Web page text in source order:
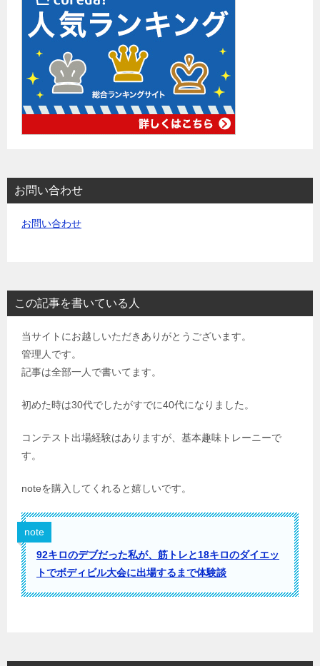
お問い合わせ
お問い合わせ
この記事を書いている人
当サイトにお越しいただきありがとうございます。
管理人です。
記事は全部一人で書いてます。
初めた時は30代でしたがすでに40代になりました。
コンテスト出場経験はありますが、基本趣味トレーニーで
す。
noteを購入してくれると嬉しいです。
note
92キロのデブだった私が、筋トレと18キロのダイエッ
トでボディビル大会に出場するまで体験談